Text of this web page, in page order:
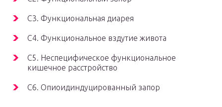
C3. Функциональная диарея
C4. Функциональное вздутие живота
C5. Неспецифическое функциональное
кишечное расстройство
C6. Опиоидиндуцированный запор